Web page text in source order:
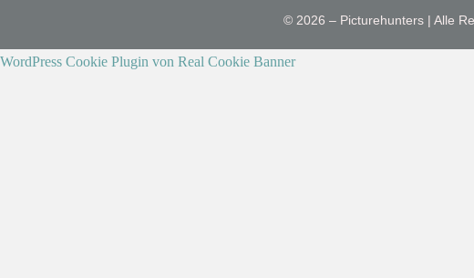
© 2026 – Picturehunters | Alle
WordPress Cookie Plugin von Real Cookie Banner